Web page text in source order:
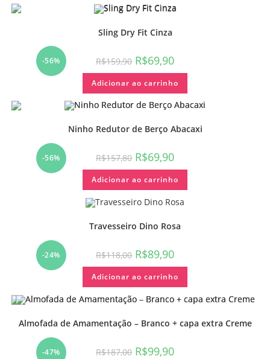
-56%
Sling Dry Fit Cinza
R$159,90 R$69,90
Adicionar ao carrinho
-56%
Ninho Redutor de Berço Abacaxi
R$157,80 R$69,90
Adicionar ao carrinho
-24%
Travesseiro Dino Rosa
R$118,00 R$89,90
Adicionar ao carrinho
-47%
Almofada de Amamentação – Branco + capa extra Creme
R$187,00 R$99,90